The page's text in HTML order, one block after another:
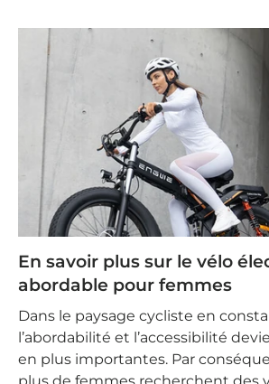
En savoir plus sur le vélo
abordable pour femmes
Dans le paysage cycliste en
l’abordabilité et l’accessibilité
en plus importantes. Par